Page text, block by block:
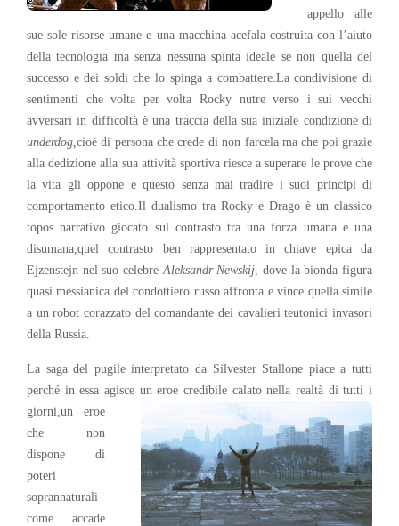
appello alle
sue sole risorse umane e una macchina acefala costruita con l’aiuto
della tecnologia ma senza nessuna spinta ideale se non quella del
successo e dei soldi che lo spinga a combattere.La condivisione di
sentimenti che volta per volta Rocky nutre verso i sui vecchi
avversari in difficoltà è una traccia della sua iniziale condizione di
underdog,cioè di persona che crede di non farcela ma che poi grazie
alla dedizione alla sua attività sportiva riesce a superare le prove che
la vita gli oppone e questo senza mai tradire i suoi principi di
comportamento etico.Il dualismo tra Rocky e Drago è un classico
topos narrativo giocato sul contrasto tra una forza umana e una
disumana,quel contrasto ben rappresentato in chiave epica da
Ejzenstejn nel suo celebreAleksandr Newskij, dove la bionda figura
quasi messianica del condottiero russo affronta e vince quella simile
a un robot corazzato del comandante dei cavalieri teutonici invasori
della Russia.
La saga del pugile interpretato da Silvester Stallone piace a tutti
perché in essa agisce un eroe credibile calato nella realtà di tutti i
giorni,un eroe
che non
dispone di
poteri
soprannaturali
come accade